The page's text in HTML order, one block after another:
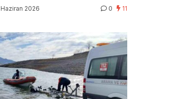
2026 0 11